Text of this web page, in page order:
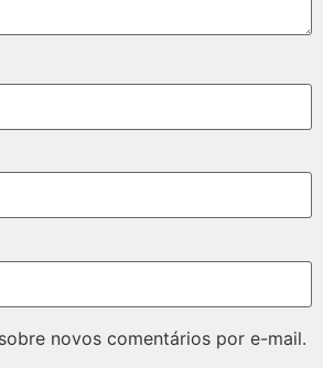
novos comentários por e-mail.